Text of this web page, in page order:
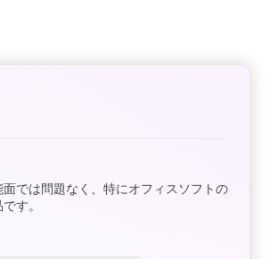
では問題なく、特にオフィスソフトの
す。